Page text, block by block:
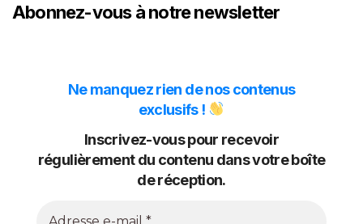
Abonnez-vous à notre newsletter
Ne manquez rien de nos contenus
exclusifs !
Inscrivez-vous pour recevoir
régulièrement du contenu dans votre boîte
de réception.